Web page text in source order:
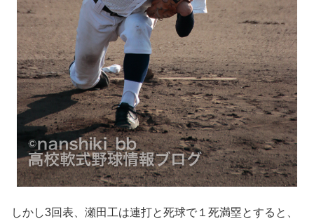
しかし3回表、瀬田工は連打と死球で１死満塁とすると、